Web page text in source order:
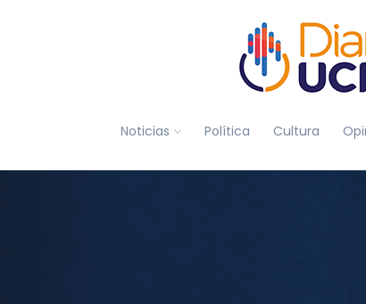
Noticias Política Cultura